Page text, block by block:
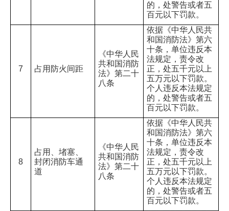
的，处警告或者五
百元以下罚款。
7 占用防火间距
《中华人民
共和国消防
法》第二十
八条
依据《中华人民共
和国消防法》第六
十条，单位违反本
法规定，责令改
正，处五千元以上
五万元以下罚款。
个人违反本法规定
的，处警告或者五
百元以下罚款。
8
占用、堵塞、
封闭消防车通
道
《中华人民
共和国消防
法》第二十
八条
依据《中华人民共
和国消防法》第六
十条，单位违反本
法规定，责令改
正，处五千元以上
五万元以下罚款。
个人违反本法规定
的，处警告或者五
百元以下罚款。